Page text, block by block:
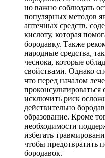
но важно соблюдать
популярных методов
аптечных средств,
кислоту, которая
бородавку. Также
народные средства,
чеснока, которые
свойствами. Однако
что перед началом
исключить риск
действительно
образование. Кроме
необходимости
избегать
чтобы предотвратить
бородавок.